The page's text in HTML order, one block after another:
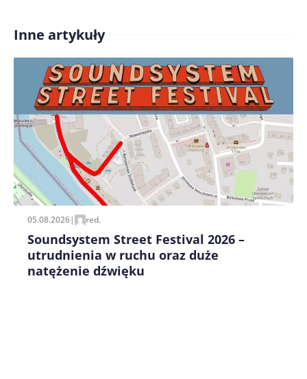
Treść komentarza*
Zapamiętaj moje dane w tej przeglądarce podczas
pisania kolejnych komentarzy.
Inne artykuły
05.08.2026| red.
Soundsystem Street Festival 2026 –
utrudnienia w ruchu oraz duże
natężenie dźwięku